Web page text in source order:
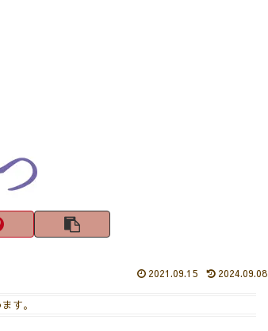
2021.09.15 2024.09.08
す。